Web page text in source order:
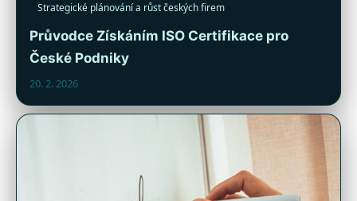
Strategické plánování a růst českých firem
Průvodce Získáním ISO Certifikace pro
České Podniky
20. 2. 2026